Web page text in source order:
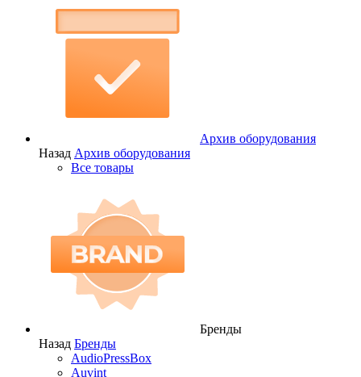
Архив оборудования
Назад Архив оборудования
Все товары
Бренды
Назад Бренды
AudioPressBox
Auvint